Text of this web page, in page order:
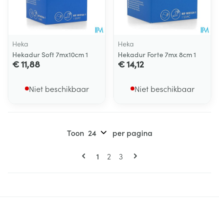
Heka
Hekadur Soft 7mx10cm 1
€ 11,88
Niet beschikbaar
Heka
Hekadur Forte 7mx 8cm 1
€ 14,12
Niet beschikbaar
Pagina's
U lees momenteel pagina
1 Pagina
2 Pagina
3
Toon per pagina